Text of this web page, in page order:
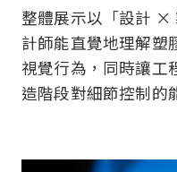
整體展示以「設計
計師能直覺地理解塑
視覺行為，同時讓工
造階段對細節控制的